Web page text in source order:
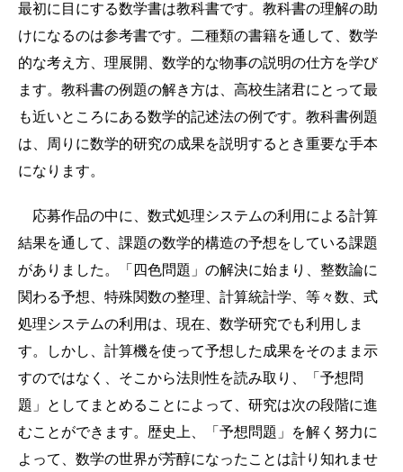
最初に目にする数学書は教科書です。教科書の理解の助
けになるのは参考書です。二種類の書籍を通して、数学
的な考え方、理展開、数学的な物事の説明の仕方を学び
ます。教科書の例題の解き方は、高校生諸君にとって最
も近いところにある数学的記述法の例です。教科書例題
は、周りに数学的研究の成果を説明するとき重要な手本
になります。
応募作品の中に、数式処理システムの利用による計算
結果を通して、課題の数学的構造の予想をしている課題
がありました。「四色問題」の解決に始まり、整数論に
関わる予想、特殊関数の整理、計算統計学、等々数、式
処理システムの利用は、現在、数学研究でも利用しま
す。しかし、計算機を使って予想した成果をそのまま示
すのではなく、そこから法則性を読み取り、「予想問
題」としてまとめることによって、研究は次の段階に進
むことができます。歴史上、「予想問題」を解く努力に
よって、数学の世界が芳醇になったことは計り知れませ